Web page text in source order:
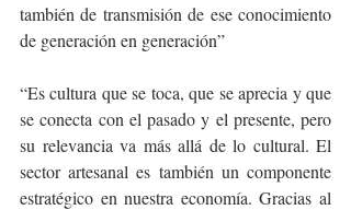
también de transmisión de ese conocimiento
de generación en generación”
“Es cultura que se toca, que se aprecia y que
se conecta con el pasado y el presente, pero
su relevancia va más allá de lo cultural. El
sector artesanal es también un componente
estratégico en nuestra economía. Gracias al